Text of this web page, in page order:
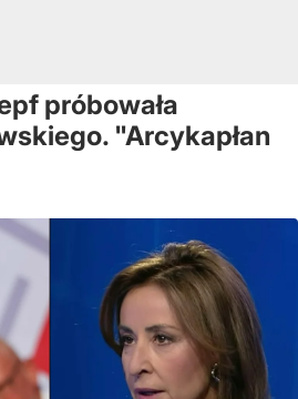
próbowała
"Arcykapłan